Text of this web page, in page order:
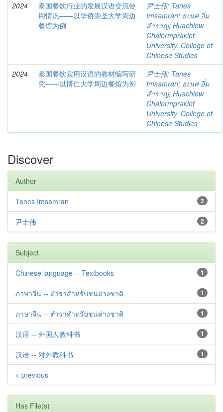
2024
泰国餐饮行业的发展汉语交流使
用情况——以华侨崇圣大学周边
餐馆为例
尹士伟; Tanes
Imsamran; ธเนศ อิ่ม
สำราญ; Huachiew
Chalermprakiet
University. College of
Chinese Studies
2024
泰国餐饮实用汉语的教材编写研
究——以博仁大学周边餐馆为例
尹士伟; Tanes
Imsamran; ธเนศ อิ่ม
สำราญ; Huachiew
Chalermprakiet
University. College of
Chinese Studies
Discover
Author
2
Tanes Imsamran
2
尹士伟
Subject
1
Chinese language -- Textbooks
1
ภาษาจีน -- ตำราสำหรับชนต่างชาติ
1
ภาษาจีน -- ตำราสำหรับชนต่างชาติ
1
汉语 -- 外国人教科书
1
汉语 -- 对外教科书
< previous
Has File(s)